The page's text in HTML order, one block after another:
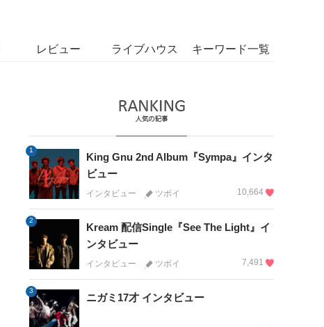
レビュー ライブハウス キーワード一覧
1
King Gnu 2nd Album『Sympa』インタ
ビュー
インタビュー ツボイ 10,664
2
Kream 配信Single『See The Light』イ
ンタビュー
インタビュー ツボイ 7,491
3
ニガミ17才 インタビュー